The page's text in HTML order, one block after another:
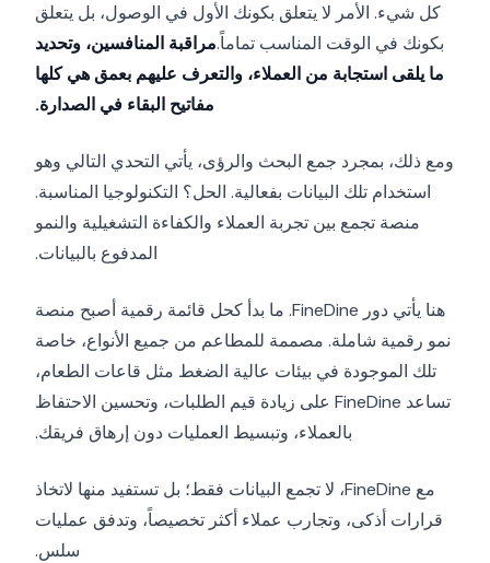
كل شيء. الأمر لا يتعلق بكونك الأول في الوصول، بل يتعلق
بكونك في الوقت المناسب تماماً.مراقبة المنافسين، وتحديد
ما يلقى استجابة من العملاء، والتعرف عليهم بعمق هي كلها
مفاتيح البقاء في الصدارة.
ومع ذلك، بمجرد جمع البحث والرؤى، يأتي التحدي التالي وهو
استخدام تلك البيانات بفعالية. الحل؟ التكنولوجيا المناسبة.
منصة تجمع بين تجربة العملاء والكفاءة التشغيلية والنمو
المدفوع بالبيانات.
هنا يأتي دور FineDine. ما بدأ كحل قائمة رقمية أصبح منصة
نمو رقمية شاملة. مصممة للمطاعم من جميع الأنواع، خاصة
تلك الموجودة في بيئات عالية الضغط مثل قاعات الطعام،
تساعد FineDine على زيادة قيم الطلبات، وتحسين الاحتفاظ
بالعملاء، وتبسيط العمليات دون إرهاق فريقك.
مع FineDine، لا تجمع البيانات فقط؛ بل تستفيد منها لاتخاذ
قرارات أذكى، وتجارب عملاء أكثر تخصيصاً، وتدفق عمليات
سلس.